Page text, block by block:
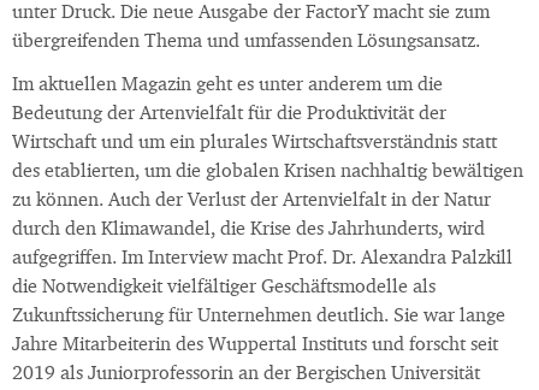
unter Druck. Die neue Ausgabe der FactorY macht sie zum
übergreifenden Thema und umfassenden Lösungsansatz.
Im aktuellen Magazin geht es unter anderem um die
Bedeutung der Artenvielfalt für die Produktivität der
Wirtschaft und um ein plurales Wirtschaftsverständnis statt
des etablierten, um die globalen Krisen nachhaltig bewältigen
zu können. Auch der Verlust der Artenvielfalt in der Natur
durch den Klimawandel, die Krise des Jahrhunderts, wird
aufgegriffen. Im Interview macht Prof. Dr. Alexandra Palzkill
die Notwendigkeit vielfältiger Geschäftsmodelle als
Zukunftssicherung für Unternehmen deutlich. Sie war lange
Jahre Mitarbeiterin des Wuppertal Instituts und forscht seit
2019 als Juniorprofessorin an der Bergischen Universität